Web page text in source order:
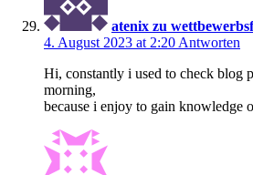
atenix zu
4. August 2023 at 2:20 Antworten
Hi, constantly i used to check blog
morning,
because i enjoy to gain knowledge